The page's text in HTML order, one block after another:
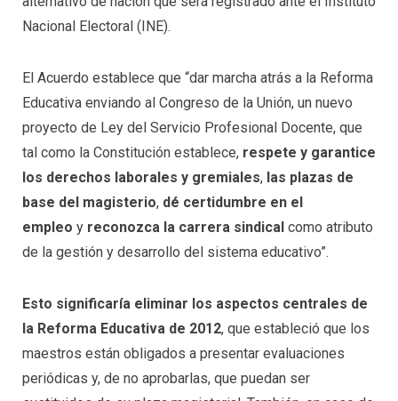
Nacional Electoral (INE).
El Acuerdo establece que “dar marcha atrás a la Reforma
Educativa enviando al Congreso de la Unión, un nuevo
proyecto de Ley del Servicio Profesional Docente, que
tal como la Constitución establece, respete y garantice
los derechos laborales y gremiales, las plazas de
base del magisterio, dé certidumbre en el
empleo y reconozca la carrera sindical como atributo
de la gestión y desarrollo del sistema educativo”.
Esto significaría eliminar los aspectos centrales de
la Reforma Educativa de 2012, que estableció que los
maestros están obligados a presentar evaluaciones
periódicas y, de no aprobarlas, que puedan ser